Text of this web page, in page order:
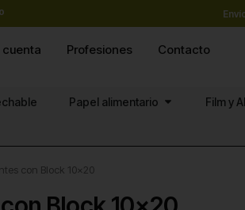
cuenta Profesiones Contacto
Papel alimentario Abrir Papel
Film y
con Block 10×20